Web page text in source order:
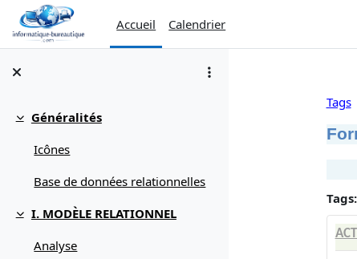
Passer au contenu principal
Accueil
Calendrier
Replier
Généralités
Icônes
Base de données relationnelles
Replier
I. MODÈLE RELATIONNEL
Analyse
Tags
Tags: